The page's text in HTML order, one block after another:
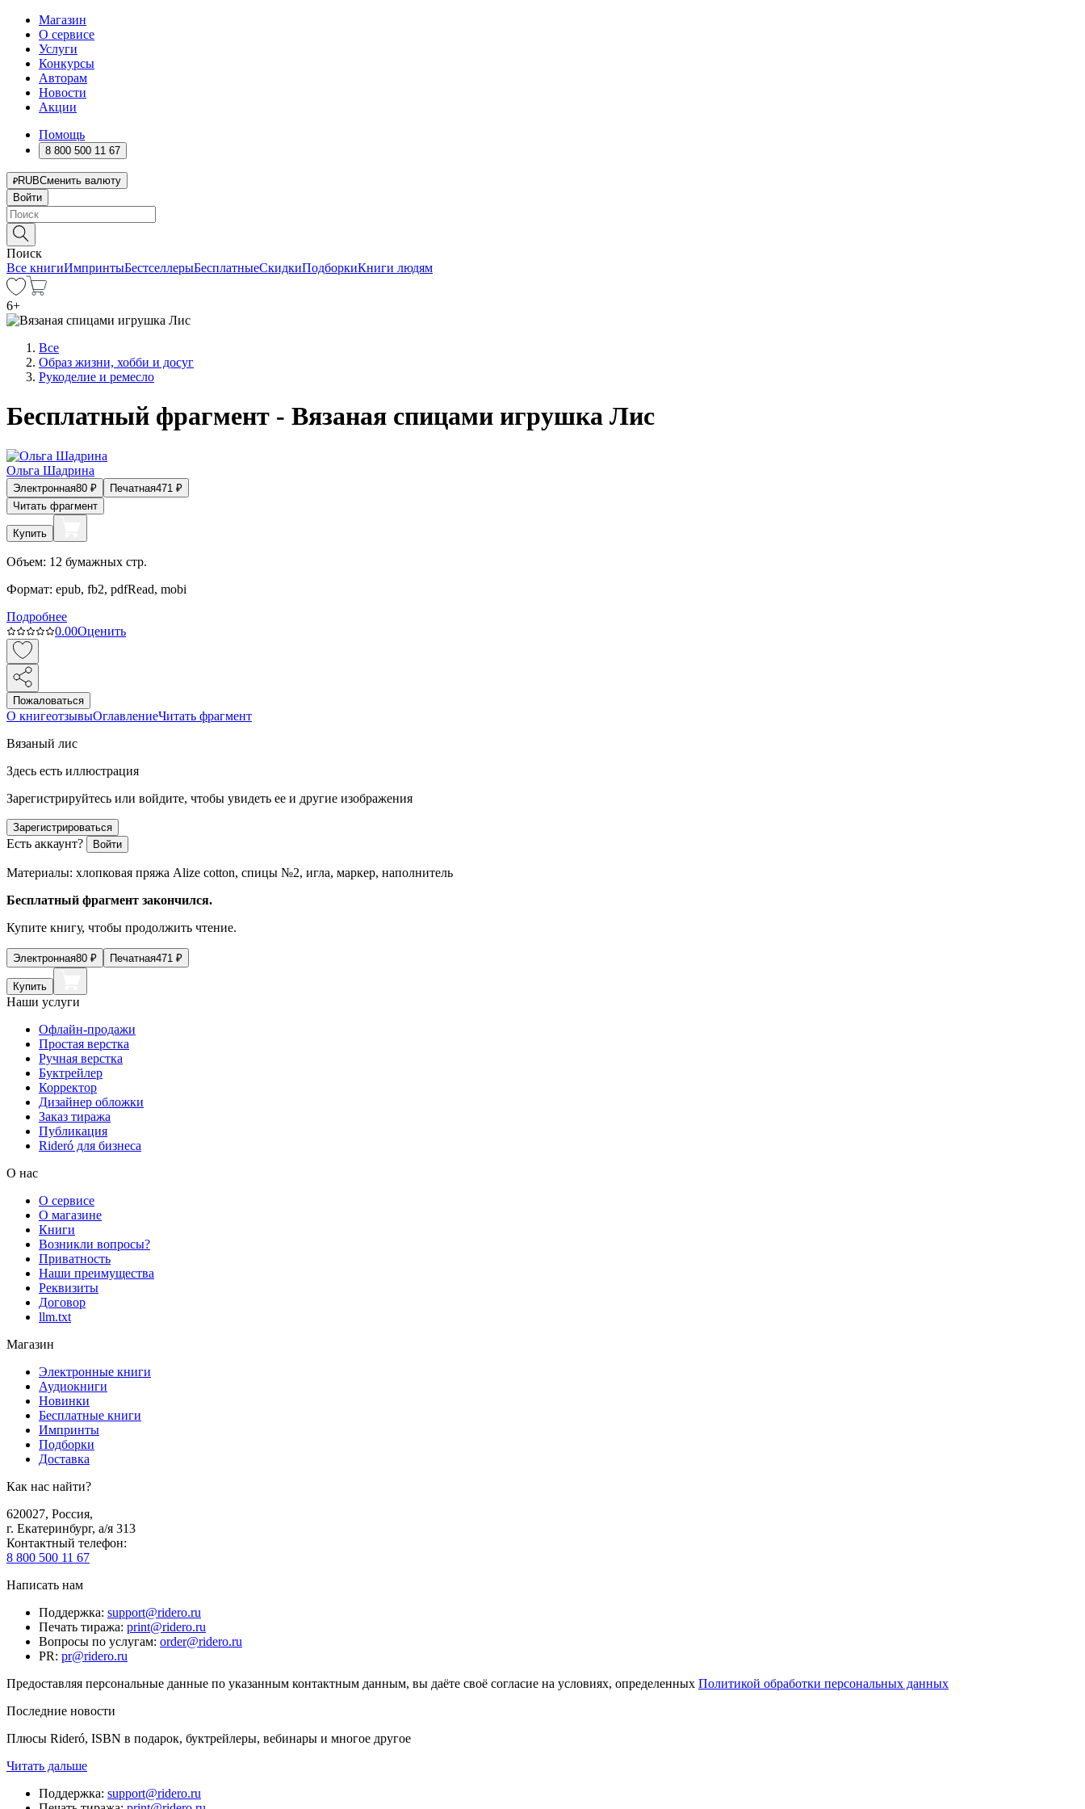
Магазин
О сервисе
Услуги
Конкурсы
Авторам
Новости
Акции
Помощь
8 800 500 11 67
RUBСменить валюту
Войти
Поиск
Все книгиИмпринтыБестселлерыБесплатныеСкидкиПодборкиКниги людям
6+
Все
Образ жизни, хобби и досуг
Рукоделие и ремесло
Бесплатный фрагмент - Вязаная спицами игрушка Лис
Ольга Шадрина
Электронная80 ₽ Печатная471 ₽
Читать фрагмент
Купить
Объем: 12 бумажных стр.
Формат: epub, fb2, pdfRead, mobi
Подробнее
0.00Оценить
Пожаловаться
О книгеотзывыОглавлениеЧитать фрагмент
Вязаный лис
Здесь есть иллюстрация
Зарегистрируйтесь или войдите, чтобы увидеть ее и другие изображения
Зарегистрироваться
Есть аккаунт? Войти
Материалы: хлопковая пряжа Alize cotton, спицы №2, игла, маркер, наполнитель
Бесплатный фрагмент закончился.
Купите книгу, чтобы продолжить чтение.
Электронная80 ₽ Печатная471 ₽
Купить
Наши услуги
Офлайн-продажи
Простая верстка
Ручная верстка
Буктрейлер
Корректор
Дизайнер обложки
Заказ тиража
Публикация
Rideró для бизнеса
О нас
О сервисе
О магазине
Книги
Возникли вопросы?
Приватность
Наши преимущества
Реквизиты
Договор
llm.txt
Магазин
Электронные книги
Аудиокниги
Новинки
Бесплатные книги
Импринты
Подборки
Доставка
Как нас найти?
620027, Россия,
г. Екатеринбург, а/я 313
Контактный телефон:
8 800 500 11 67
Написать нам
Поддержка: support@ridero.ru
Печать тиража: print@ridero.ru
Вопросы по услугам: order@ridero.ru
PR: pr@ridero.ru
Предоставляя персональные данные по указанным контактным данным, вы даёте своё согласие на условиях, определенных Политикой обработки персональных данных
Последние новости
Плюсы Rideró, ISBN в подарок, буктрейлеры, вебинары и многое другое
Читать дальше
Поддержка: support@ridero.ru